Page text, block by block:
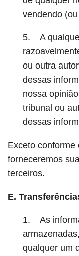
vendendo
5. A
ou outra
dessas
nossa
tribunal ou
dessas
Exceto
forneceremos
terceiros.
E.
1. As
qualquer um